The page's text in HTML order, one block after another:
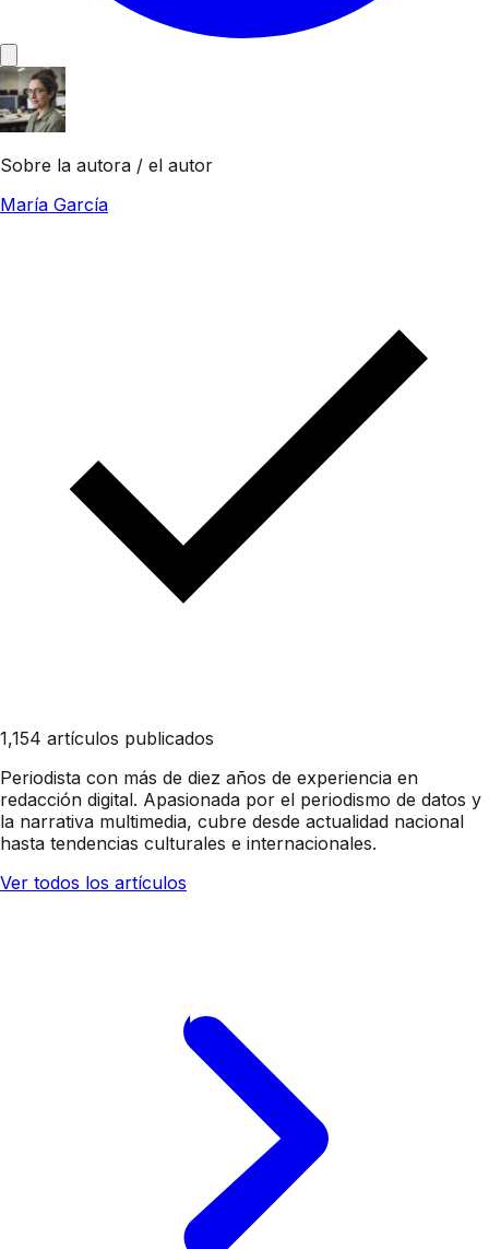
Sobre la autora / el autor
María García
1,154 artículos publicados
Periodista con más de diez años de experiencia en
redacción digital. Apasionada por el periodismo de datos y
la narrativa multimedia, cubre desde actualidad nacional
hasta tendencias culturales e internacionales.
Ver todos los artículos